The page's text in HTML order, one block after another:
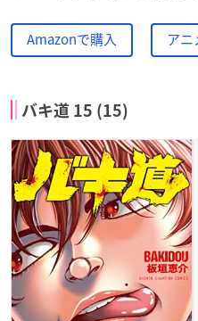
Amazonで購入 アニ
バキ道 15 (15)